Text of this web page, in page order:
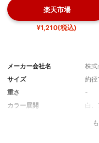
楽天市場
¥1,210(税込)
メーカー会社名
株式
サイズ
約
重さ
-
カラー展開
白、